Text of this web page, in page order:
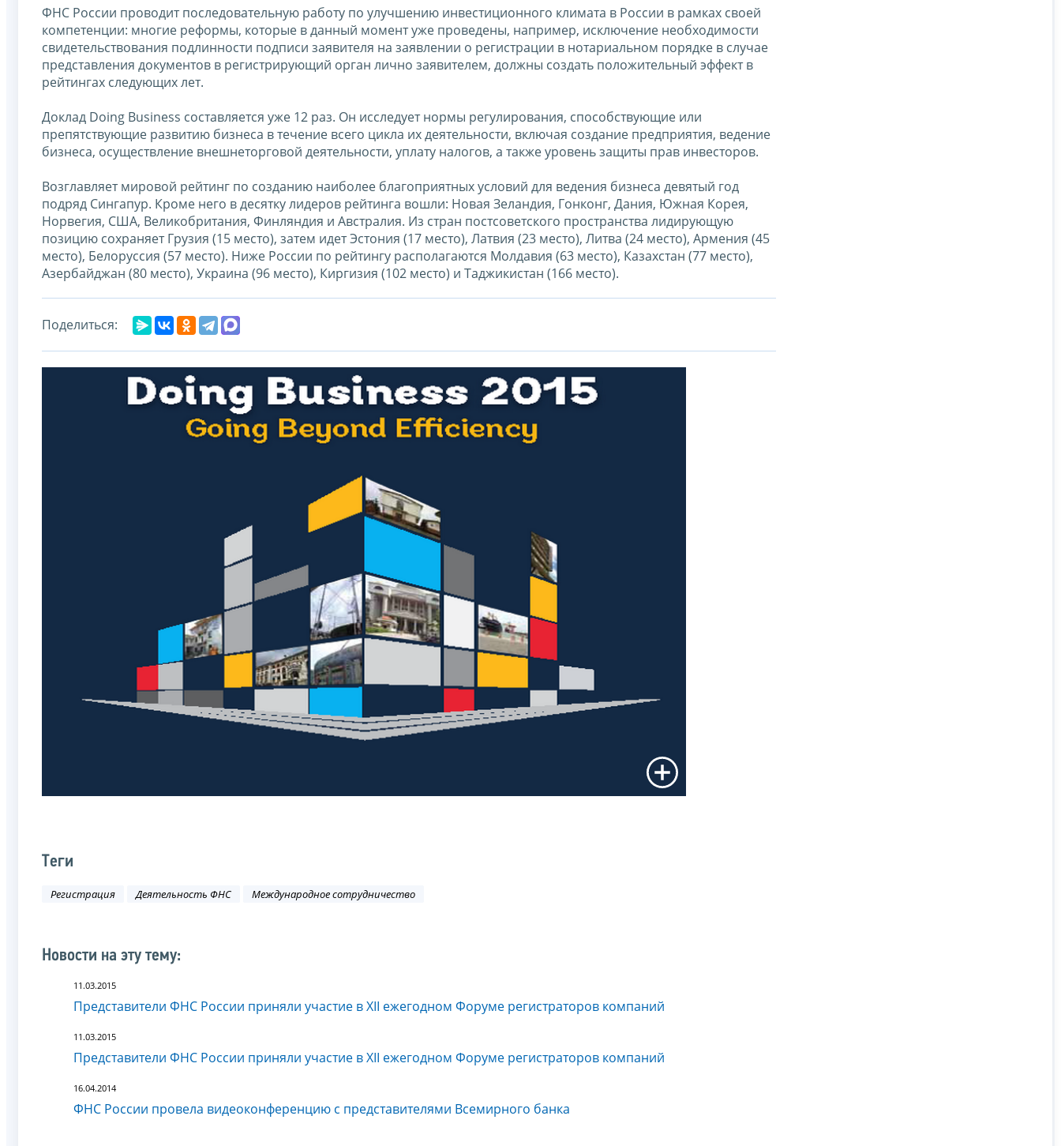
ФНС России проводит последовательную работу по улучшению инвестиционного климата в России в рамках своей
компетенции: многие реформы, которые в данный момент уже проведены, например, исключение необходимости
свидетельствования подлинности подписи заявителя на заявлении о регистрации в нотариальном порядке в случае
представления документов в регистрирующий орган лично заявителем, должны создать положительный эффект в
рейтингах следующих лет.
Доклад Doing Business составляется уже 12 раз. Он исследует нормы регулирования, способствующие или
препятствующие развитию бизнеса в течение всего цикла их деятельности, включая создание предприятия, ведение
бизнеса, осуществление внешнеторговой деятельности, уплату налогов, а также уровень защиты прав инвесторов.
Возглавляет мировой рейтинг по созданию наиболее благоприятных условий для ведения бизнеса девятый год
подряд Сингапур. Кроме него в десятку лидеров рейтинга вошли: Новая Зеландия, Гонконг, Дания, Южная Корея,
Норвегия, США, Великобритания, Финляндия и Австралия. Из стран постсоветского пространства лидирующую
позицию сохраняет Грузия (15 место), затем идет Эстония (17 место), Латвия (23 место), Литва (24 место), Армения (45
место), Белоруссия (57 место). Ниже России по рейтингу располагаются Молдавия (63 место), Казахстан (77 место),
Азербайджан (80 место), Украина (96 место), Киргизия (102 место) и Таджикистан (166 место).
Поделиться:
Теги
Регистрация Деятельность ФНС Международное сотрудничество
Новости на эту тему:
11.03.2015
Представители ФНС России приняли участие в XII ежегодном Форуме регистраторов компаний
11.03.2015
Представители ФНС России приняли участие в XII ежегодном Форуме регистраторов компаний
16.04.2014
ФНС России провела видеоконференцию с представителями Всемирного банка